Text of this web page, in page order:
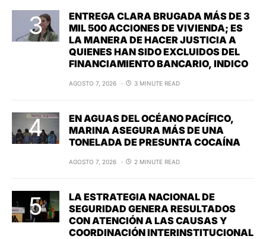
ENTREGA CLARA BRUGADA MÁS DE 3
MIL 500 ACCIONES DE VIVIENDA; ES
LA MANERA DE HACER JUSTICIA A
QUIENES HAN SIDO EXCLUIDOS DEL
FINANCIAMIENTO BANCARIO, INDICO
AGOSTO 7, 2026 3 MINUTE READ
EN AGUAS DEL OCÉANO PACÍFICO,
MARINA ASEGURA MÁS DE UNA
TONELADA DE PRESUNTA COCAÍNA
AGOSTO 7, 2026 2 MINUTE READ
LA ESTRATEGIA NACIONAL DE
SEGURIDAD GENERA RESULTADOS
CON ATENCIÓN A LAS CAUSAS Y
COORDINACIÓN INTERINSTITUCIONAL